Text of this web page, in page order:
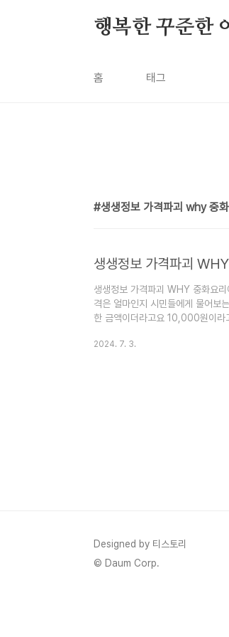
행복한 꾸준한
홈 태그
생생정보 가격파괴 why 중화
생생정보 가격파괴
생생정보 가격파괴 WHY 중화요
격은 얼마인지 시민들에게 물어보
한 금액이더라고요 10,000원이라
10,000원 자리 중국집이 있다고
2024. 7. 3.
Designed by 티스토리
© Daum Corp.